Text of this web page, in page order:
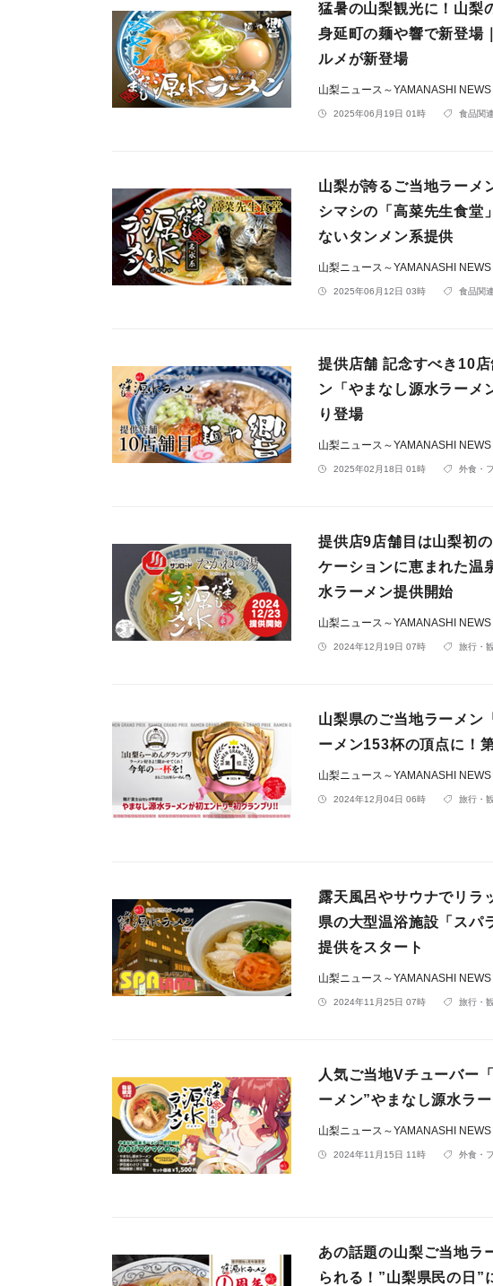
猛暑の山梨観光に！山梨
身延町の麺や響で新登場
ルメが新登場
山梨ニュース～YAMANASHI NEWS
2025年06月19日 01時 食品関連
山梨が誇るご当地ラーメ
シマシの「高菜先生食堂
ないタンメン系提供
山梨ニュース～YAMANASHI NEWS
2025年06月12日 03時 食品関連
提供店舗 記念すべき10
ン「やまなし源水ラーメ
り登場
山梨ニュース～YAMANASHI NEWS
2025年02月18日 01時 外食・
提供店9店舗目は山梨初
ケーションに恵まれた温
水ラーメン提供開始
山梨ニュース～YAMANASHI NEWS
2024年12月19日 07時 旅行・
山梨県のご当地ラーメン
ーメン153杯の頂点に！
山梨ニュース～YAMANASHI NEWS
2024年12月04日 06時 旅行・
露天風呂やサウナでリラ
県の大型温浴施設「スパ
提供をスタート
山梨ニュース～YAMANASHI NEWS
2024年11月25日 07時 旅行・
人気ご当地Vチューバー
ーメン”やまなし源水ラ
山梨ニュース～YAMANASHI NEWS
2024年11月15日 11時 外食・
あの話題の山梨ご当地ラ
られる！”山梨県民の日